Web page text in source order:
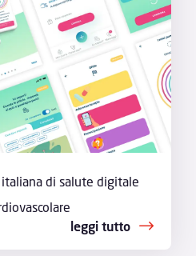
di salute digitale
leggi tutto